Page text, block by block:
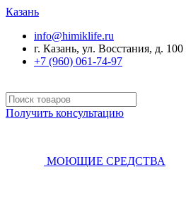
Казань
info@himiklife.ru
г. Казань, ул. Восстания, д. 100
+7 (960) 061-74-97
Получить консультацию
МОЮЩИЕ СРЕДСТВА